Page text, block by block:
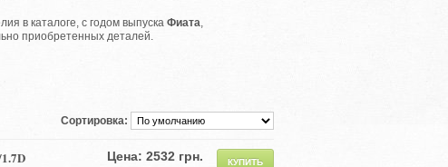
в каталоге, с годом выпуска Фиата,
приобретенных деталей.
Сортировка:
Цена: 2532 грн.